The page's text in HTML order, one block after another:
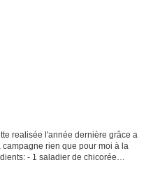
realisée l'année dernière grâce a
rien que pour moi à la
- 1 saladier de chicorée